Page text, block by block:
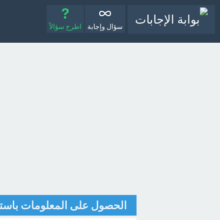
سؤال وإجابة اطرح سؤالاً
الحصول على المعلومات